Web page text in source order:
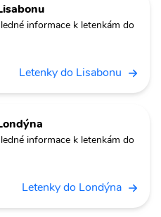
informace k letenkám do
Letenky do Lisabonu
informace k letenkám do
Letenky do Londýna